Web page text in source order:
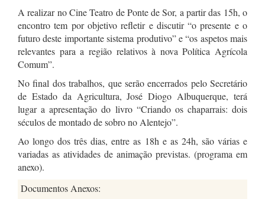
A realizar no Cine Teatro de Ponte de Sor, a partir das 15h, o
encontro tem por objetivo refletir e discutir “o presente e o
futuro deste importante sistema produtivo” e “os aspetos mais
relevantes para a região relativos à nova Política Agrícola
Comum”.
No final dos trabalhos, que serão encerrados pelo Secretário
de Estado da Agricultura, José Diogo Albuquerque, terá
lugar a apresentação do livro “Criando os chaparrais: dois
séculos de montado de sobro no Alentejo”.
Ao longo dos três dias, entre as 18h e as 24h, são várias e
variadas as atividades de animação previstas. (programa em
anexo).
Documentos Anexos: